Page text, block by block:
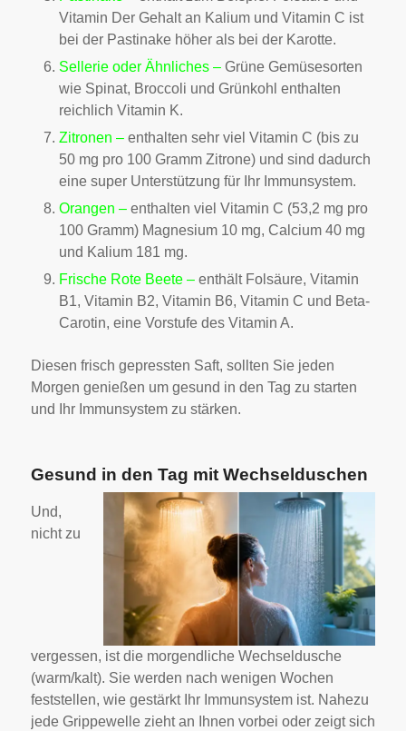
Vitamin Der Gehalt an Kalium und Vitamin C ist
bei der Pastinake höher als bei der Karotte.
Sellerie oder Ähnliches – Grüne Gemüsesorten
wie Spinat, Broccoli und Grünkohl enthalten
reichlich Vitamin K.
Zitronen – enthalten sehr viel Vitamin C (bis zu
50 mg pro 100 Gramm Zitrone) und sind dadurch
eine super Unterstützung für Ihr Immunsystem.
Orangen – enthalten viel Vitamin C (53,2 mg pro
100 Gramm) Magnesium 10 mg, Calcium 40 mg
und Kalium 181 mg.
Frische Rote Beete – enthält Folsäure, Vitamin
B1, Vitamin B2, Vitamin B6, Vitamin C und Beta-
Carotin, eine Vorstufe des Vitamin A.
Diesen frisch gepressten Saft, sollten Sie jeden
Morgen genießen um gesund in den Tag zu starten
und Ihr Immunsystem zu stärken.
Gesund in den Tag mit Wechselduschen
Und,
nicht zu
vergessen, ist die morgendliche Wechseldusche
(warm/kalt). Sie werden nach wenigen Wochen
feststellen, wie gestärkt Ihr Immunsystem ist. Nahezu
jede Grippewelle zieht an Ihnen vorbei oder zeigt sich